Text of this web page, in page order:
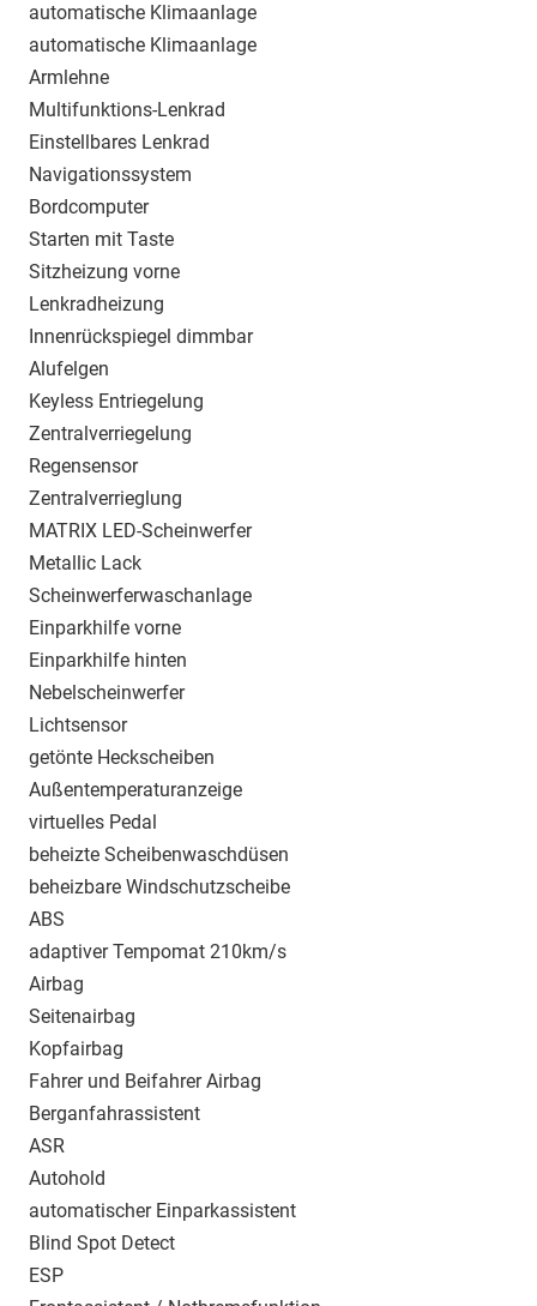
automatische Klimaanlage
automatische Klimaanlage
Armlehne
Multifunktions-Lenkrad
Einstellbares Lenkrad
Navigationssystem
Bordcomputer
Starten mit Taste
Sitzheizung vorne
Lenkradheizung
Innenrückspiegel dimmbar
Alufelgen
Keyless Entriegelung
Zentralverriegelung
Regensensor
Zentralverrieglung
MATRIX LED-Scheinwerfer
Metallic Lack
Scheinwerferwaschanlage
Einparkhilfe vorne
Einparkhilfe hinten
Nebelscheinwerfer
Lichtsensor
getönte Heckscheiben
Außentemperaturanzeige
virtuelles Pedal
beheizte Scheibenwaschdüsen
beheizbare Windschutzscheibe
ABS
adaptiver Tempomat 210km/s
Airbag
Seitenairbag
Kopfairbag
Fahrer und Beifahrer Airbag
Berganfahrassistent
ASR
Autohold
automatischer Einparkassistent
Blind Spot Detect
ESP